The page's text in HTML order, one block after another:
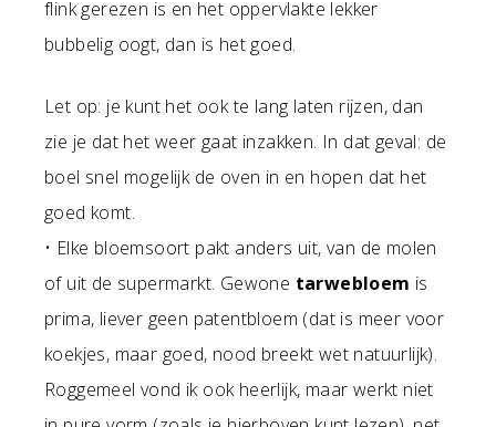
flink gerezen is en het oppervlakte lekker
bubbelig oogt, dan is het goed.
Let op: je kunt het ook te lang laten rijzen, dan
zie je dat het weer gaat inzakken. In dat geval: de
boel snel mogelijk de oven in en hopen dat het
goed komt.
• Elke bloemsoort pakt anders uit, van de molen
of uit de supermarkt. Gewone tarwebloem is
prima, liever geen patentbloem (dat is meer voor
koekjes, maar goed, nood breekt wet natuurlijk).
Roggemeel vond ik ook heerlijk, maar werkt niet